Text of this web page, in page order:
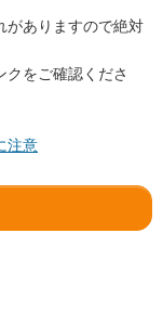
がありますので絶対
をご確認くださ
注意